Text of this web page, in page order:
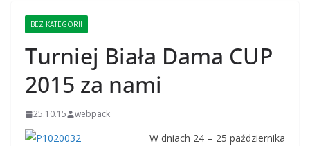
BEZ KATEGORII
Turniej Biała Dama CUP
2015 za nami
25.10.15 webpack
W dniach 24 – 25 października